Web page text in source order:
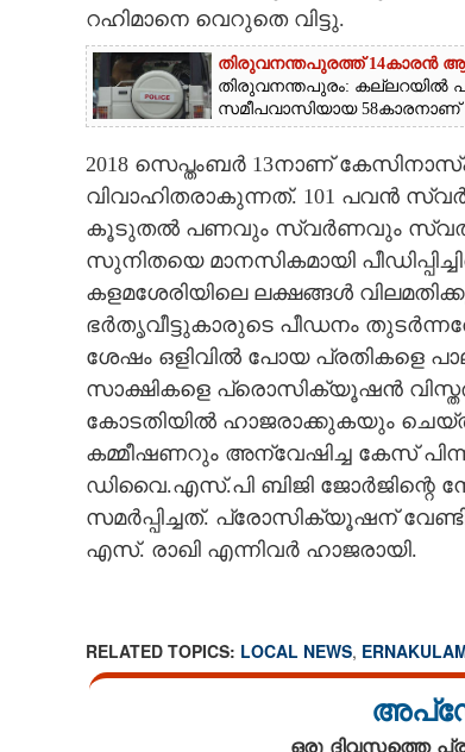
CONTACT US
റഹിമാനെ വെറുതെ വിട്ടു.
തിരുവനന്തപുരത്ത് 14കാരൻ
തിരുവനന്തപുരം: കല്ലറയിൽ
സമീപവാസിയായ 58കാരനാണ്
2018 സെപ്തംബർ 13നാണ്
വിവാഹിതരാകുന്നത്. 101 പവൻ
കൂടുതൽ പണവും സ്വർണവും സ്വത്തും
സുനിതയെ മാനസികമായി
കളമശേരിയിലെ ലക്ഷങ്ങൾ
ഭർതൃവീട്ടുകാരുടെ പീഡനം
ശേഷം ഒളിവിൽ പോയ പ്രതികളെ
സാക്ഷികളെ പ്രൊസിക്യൂഷൻ
കോടതിയിൽ ഹാജരാക്കുകയും
കമ്മീഷണറും അന്വേഷിച്ച കേസ്
ഡിവൈ.എസ്.പി ബിജി ജോർജിന്റെ
സമർപ്പിച്ചത്. പ്രോസിക്യൂഷന്
എസ്. രാഖി എന്നിവർ ഹാജരായി.
RELATED TOPICS: LOCAL NEWS,
ഒരു ദിവസത്തെ